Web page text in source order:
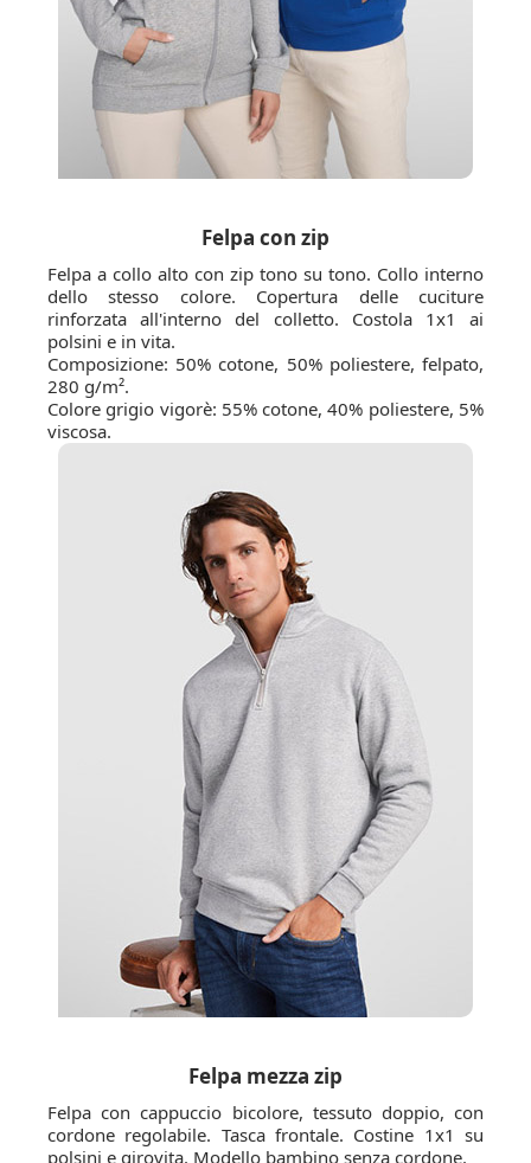
Felpa con zip
Felpa a collo alto con zip tono su tono. Collo interno
dello stesso colore. Copertura delle cuciture
rinforzata all'interno del colletto. Costola 1x1 ai
polsini e in vita.
Composizione: 50% cotone, 50% poliestere, felpato,
280 g/m².
Colore grigio vigorè: 55% cotone, 40% poliestere, 5%
viscosa.
Felpa mezza zip
Felpa con cappuccio bicolore, tessuto doppio, con
cordone regolabile. Tasca frontale. Costine 1x1 su
polsini e girovita. Modello bambino senza cordone.